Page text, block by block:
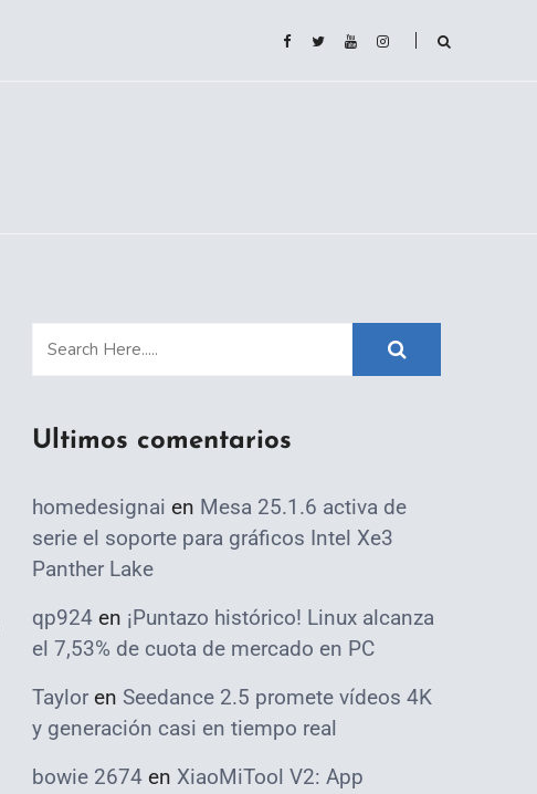
Ultimos comentarios
homedesignai en Mesa 25.1.6 activa de
serie el soporte para gráficos Intel Xe3
Panther Lake
qp924 en ¡Puntazo histórico! Linux alcanza
el 7,53% de cuota de mercado en PC
Taylor en Seedance 2.5 promete vídeos 4K
y generación casi en tiempo real
bowie 2674 en XiaoMiTool V2: App